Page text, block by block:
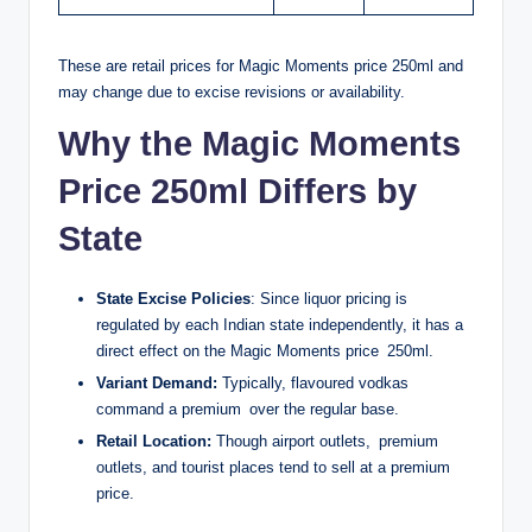
leurs coûts de transaction par rapport aux cartes de crédit,
qui appliquaient parfois des commissions spécifiques pour
les transactions de jeux d’argent, classées dans une
catégorie à risque par les réseaux Visa et Mastercard.
Des analyses publiées par des plateformes spécialisées
Conseilsparis, ont documenté cette évolution en détail. Les
que les parieurs utilisant des portefeuilles électroniques
tendent à avoir un comportement plus structuré dans leur
gestion de bankroll. Pour ceux qui souhaitent approfondir
ces comparaisons entre méthodes de paiement et
comprendre lesquelles sont actuellement acceptées sur les
sites agréés, il est possible de
voir plus
sur les analyses
détaillées proposées par ces plateformes d’information
spécialisées, qui mettent régulièrement à jour leurs données
These are retail prices for Magic Moments price 250ml and
may change due to excise revisions or availability.
Why the Magic Moments
Price 250ml Differs by
State
State Excise Policies: Since liquor pricing is
regulated by each Indian state independently, it has a
direct effect on the Magic Moments price 250ml.
Variant Demand: Typically, flavoured vodkas
command a premium over the regular base.
Retail Location: Though airport outlets, premium
outlets, and tourist places tend to sell at a premium
price.